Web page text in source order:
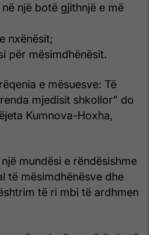
një botë gjithnjë e më
nxënësit;
për mësimdhënësit.
e mësuesve: Të
mjedisit shkollor” do
Kumnova-Hoxha,
mundësi e rëndësishme
të mësimdhënësve dhe
të ri mbi të ardhmen